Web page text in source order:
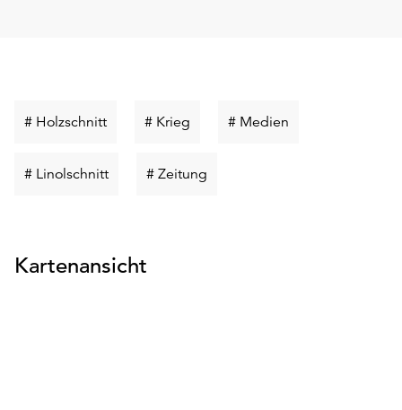
# HolzschnittSchlüsselwort
# Krieg Schlüsselwort
# Medien
# LinolschnittSchlüsselwort
# Zeitung
Kartenansicht